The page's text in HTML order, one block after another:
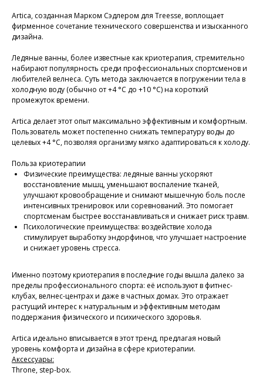
Artica, созданная Марком Сэдлером для Treesse, воплощает
фирменное сочетание технического совершенства и изысканного
дизайна.
Ледяные ванны, более известные как криотерапия, стремительно
набирают популярность среди профессиональных спортсменов и
любителей велнеса. Суть метода заключается в погружении тела в
холодную воду (обычно от +4 °C до +10 °C) на короткий
промежуток времени.
Artica делает этот опыт максимально эффективным и комфортным.
Пользователь может постепенно снижать температуру воды до
целевых +4 °C, позволяя организму мягко адаптироваться к холоду.
Польза криотерапии
Физические преимущества: ледяные ванны ускоряют
восстановление мышц, уменьшают воспаление тканей,
улучшают кровообращение и снимают мышечную боль после
интенсивных тренировок или соревнований. Это помогает
спортсменам быстрее восстанавливаться и снижает риск травм.
Психологические преимущества: воздействие холода
стимулирует выработку эндорфинов, что улучшает настроение
и снижает уровень стресса.
Именно поэтому криотерапия в последние годы вышла далеко за
пределы профессионального спорта: её используют в фитнес-
клубах, велнес-центрах и даже в частных домах. Это отражает
растущий интерес к натуральным и эффективным методам
поддержания физического и психического здоровья.
Artica идеально вписывается в этот тренд, предлагая новый
уровень комфорта и дизайна в сфере криотерапии.
Аксессуары:
Throne, step-box.